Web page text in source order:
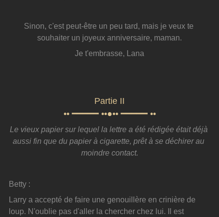
Sinon, c'est peut-être un peu tard, mais je veux te
souhaiter un joyeux anniversaire, maman.
Je t'embrasse, Lana
Partie II
•• ━━━━━ ••●•• ━━━━━ ••
Le vieux papier sur lequel la lettre a été rédigée était déjà
aussi fin que du papier à cigarette, prêt à se déchirer au
moindre contact.
Betty :
Larry a accepté de faire une genouillère en crinière de
loup. N'oublie pas d'aller la chercher chez lui. Il est